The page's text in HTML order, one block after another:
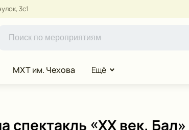
3с1
МХТ им. Чехова Ещё
спектакль «ХХ век. Бал»